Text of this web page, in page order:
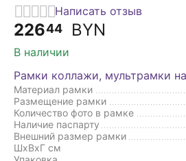
Написать отзыв
22644 BYN
В наличии
Рамки коллажи, мультрамки
Материал рамки
Размещение рамки
Количество фото в рамке
Наличие паспарту
Внешний размер рамки
ШxВxГ см